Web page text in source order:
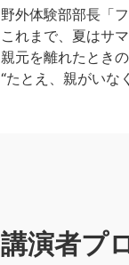
野外体験部部長「
これまで、夏はサ
親元を離れたとき
“たとえ、親がいな
講演者プ